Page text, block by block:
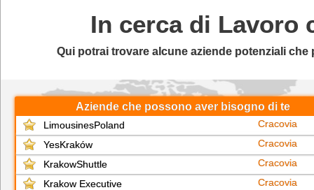
In cerca di Lavoro
Qui potrai trovare alcune aziende potenziali
Aziende che possono aver bisogno di te
LimousinesPoland
Cracovia
YesKraków
Cracovia
KrakowShuttle
Cracovia
Krakow Executive
Cracovia